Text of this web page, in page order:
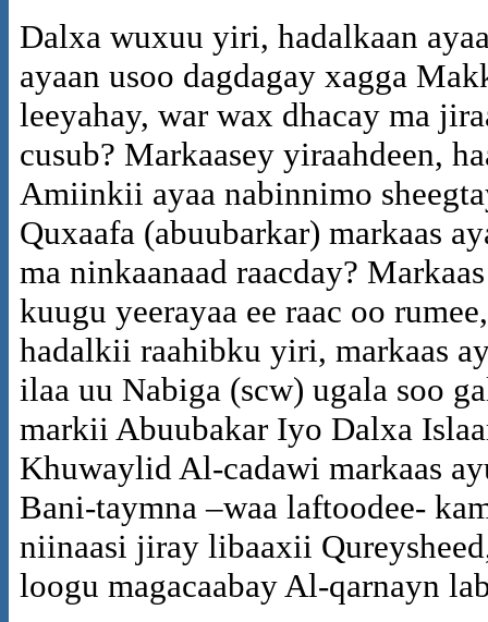
Dalxa wuxuu yiri, hadalkaan
ayaan usoo dagdagay xagga
leeyahay, war wax dhacay ma
cusub? Markaasey yiraahdeen,
Amiinkii ayaa nabinnimo
Quxaafa (abuubarkar) markaas
ma ninkaanaad raacday?
kuugu yeerayaa ee raac oo
hadalkii raahibku yiri, markaas
ilaa uu Nabiga (scw) ugala soo
markii Abuubakar Iyo Dalxa
Khuwaylid Al-cadawi markaas
Bani-taymna –waa laftoodee-
niinaasi jiray libaaxii
loogu magacaabay Al-qarnayn